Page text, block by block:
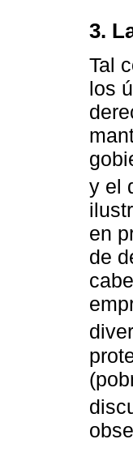
3.
Tal
los
y el
en
de